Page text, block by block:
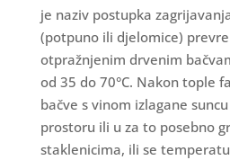
je naziv postupka
(potpuno ili djelomice)
otpražnjenim drvenim
od 35 do 70°C. Nakon tople
bačve s vinom izlagane
prostoru ili u za to posebno
staklenicima, ili se